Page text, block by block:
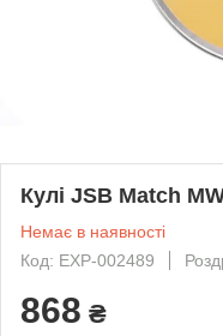
Кулі JSB Match
Немає в наявності
Код: EXP-002489
868 ₴